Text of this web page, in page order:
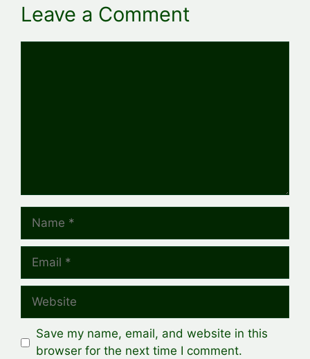
Leave a Comment
Name
Email
Website
Save my name, email, and website in this
browser for the next time I comment.